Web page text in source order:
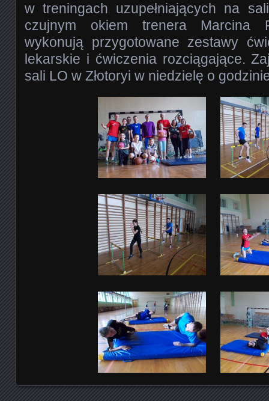
w treningach uzupełniających na
czujnym okiem trenera Marcina
wykonują przygotowane zestawy
lekarskie i ćwiczenia rozciągające.
sali LO w Złotoryi w niedzielę o